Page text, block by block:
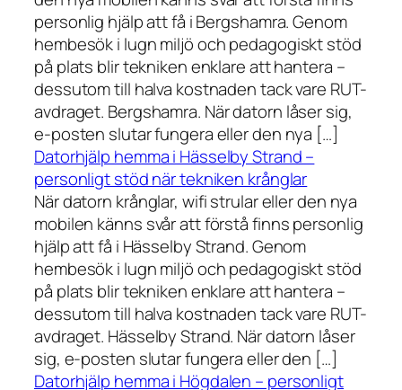
personlig hjälp att få i Bergshamra. Genom
hembesök i lugn miljö och pedagogiskt stöd
på plats blir tekniken enklare att hantera –
dessutom till halva kostnaden tack vare RUT-
avdraget. Bergshamra. När datorn låser sig,
e-posten slutar fungera eller den nya […]
Datorhjälp hemma i Hässelby Strand –
personligt stöd när tekniken krånglar
När datorn krånglar, wifi strular eller den nya
mobilen känns svår att förstå finns personlig
hjälp att få i Hässelby Strand. Genom
hembesök i lugn miljö och pedagogiskt stöd
på plats blir tekniken enklare att hantera –
dessutom till halva kostnaden tack vare RUT-
avdraget. Hässelby Strand. När datorn låser
sig, e-posten slutar fungera eller den […]
Datorhjälp hemma i Högdalen – personligt